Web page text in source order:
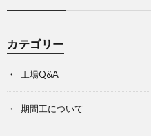
カテゴリー
工場Q&A
期間工について